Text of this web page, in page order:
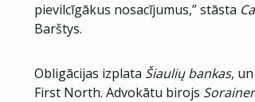
pievilcīgākus nosacījumus,” stāsta
Barštys.
Obligācijas izplata Šiaulių bankas,
First North. Advokātu birojs